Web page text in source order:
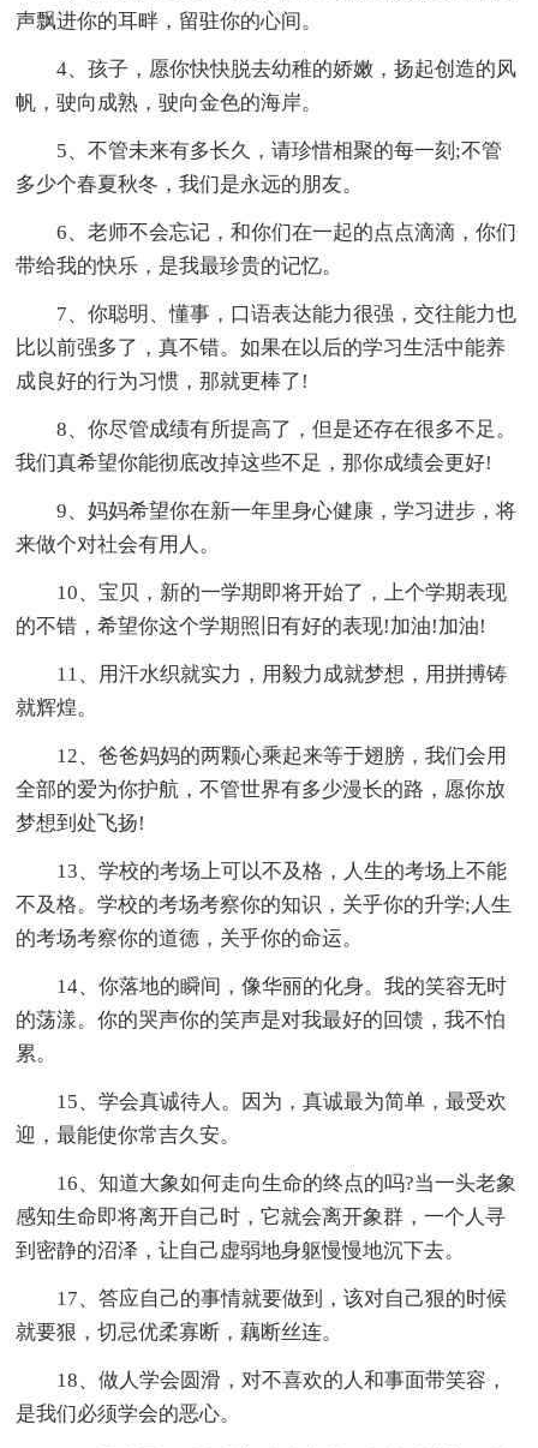
声飘进你的耳畔，留驻你的心间。
4、孩子，愿你快快脱去幼稚的娇嫩，扬起创造的风
帆，驶向成熟，驶向金色的海岸。
5、不管未来有多长久，请珍惜相聚的每一刻;不管
多少个春夏秋冬，我们是永远的朋友。
6、老师不会忘记，和你们在一起的点点滴滴，你们
带给我的快乐，是我最珍贵的记忆。
7、你聪明、懂事，口语表达能力很强，交往能力也
比以前强多了，真不错。如果在以后的学习生活中能养
成良好的行为习惯，那就更棒了!
8、你尽管成绩有所提高了，但是还存在很多不足。
我们真希望你能彻底改掉这些不足，那你成绩会更好!
9、妈妈希望你在新一年里身心健康，学习进步，将
来做个对社会有用人。
10、宝贝，新的一学期即将开始了，上个学期表现
的不错，希望你这个学期照旧有好的表现!加油!加油!
11、用汗水织就实力，用毅力成就梦想，用拼搏铸
就辉煌。
12、爸爸妈妈的两颗心乘起来等于翅膀，我们会用
全部的爱为你护航，不管世界有多少漫长的路，愿你放
梦想到处飞扬!
13、学校的考场上可以不及格，人生的考场上不能
不及格。学校的考场考察你的知识，关乎你的升学;人生
的考场考察你的道德，关乎你的命运。
14、你落地的瞬间，像华丽的化身。我的笑容无时
的荡漾。你的哭声你的笑声是对我最好的回馈，我不怕
累。
15、学会真诚待人。因为，真诚最为简单，最受欢
迎，最能使你常吉久安。
16、知道大象如何走向生命的终点的吗?当一头老象
感知生命即将离开自己时，它就会离开象群，一个人寻
到密静的沼泽，让自己虚弱地身躯慢慢地沉下去。
17、答应自己的事情就要做到，该对自己狠的时候
就要狠，切忌优柔寡断，藕断丝连。
18、做人学会圆滑，对不喜欢的人和事面带笑容，
是我们必须学会的恶心。